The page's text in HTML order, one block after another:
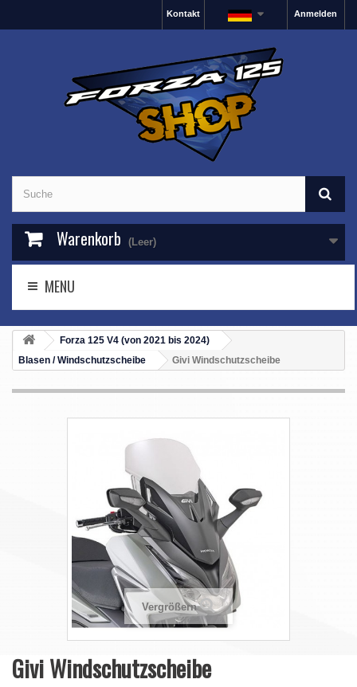
Anmelden
Kontakt
Warenkorb (Leer)
MENU
Forza 125 V4 (von 2021 bis 2024)
Blasen / Windschutzscheibe
Givi Windschutzscheibe
Vergrößern
Givi Windschutzscheibe